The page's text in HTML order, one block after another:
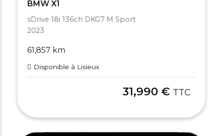
BMW X1
sDrive 18i 136ch DKG7 M Sport
2023
61,857 km
Disponible à Lisieux
31,990 € TTC